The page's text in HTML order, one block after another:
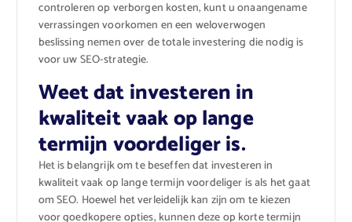
controleren op verborgen kosten, kunt u onaangename
verrassingen voorkomen en een weloverwogen
beslissing nemen over de totale investering die nodig is
voor uw SEO-strategie.
Weet dat investeren in
kwaliteit vaak op lange
termijn voordeliger is.
Het is belangrijk om te beseffen dat investeren in
kwaliteit vaak op lange termijn voordeliger is als het gaat
om SEO. Hoewel het verleidelijk kan zijn om te kiezen
voor goedkopere opties, kunnen deze op korte termijn